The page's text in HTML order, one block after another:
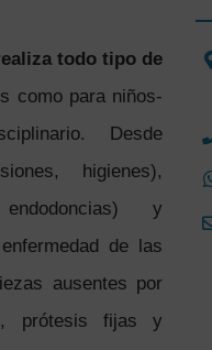
todo tipo de
como para niños-
Desde
higienes),
y
de las
ausentes por
prótesis fijas y